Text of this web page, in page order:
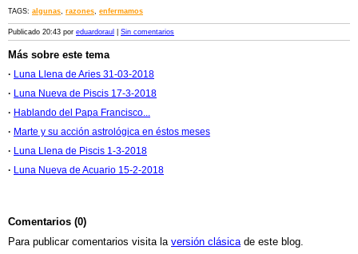
TAGS: algunas, razones, enfermamos
Publicado 20:43 por eduardoraul Sin comentarios
Más sobre este tema
· Luna Llena de Aries 31-03-2018
· Luna Nueva de Piscis 17-3-2018
· Hablando del Papa Francisco...
· Marte y su acción astrológica en éstos meses
· Luna Llena de Piscis 1-3-2018
· Luna Nueva de Acuario 15-2-2018
Comentarios (0)
Para publicar comentarios visita la versión clásicade este blog.